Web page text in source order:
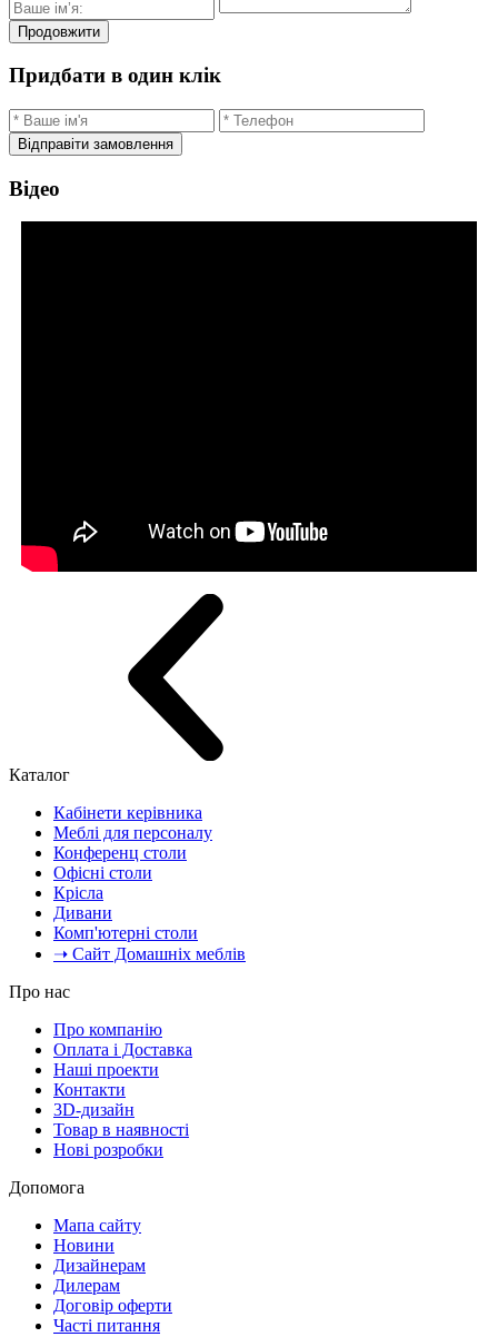
Продовжити
Придбати в один клік
Відправіти замовлення
Відео
Каталог
Кабінети керівника
Меблі для персоналу
Конференц столи
Офісні столи
Крісла
Дивани
Комп'ютерні столи
➝ Сайт Домашніх меблів
Про нас
Про компанію
Оплата і Доставка
Наші проекти
Контакти
3D-дизайн
Товар в наявності
Нові розробки
Допомога
Мапа сайту
Новини
Дизайнерам
Дилерам
Договір оферти
Часті питання